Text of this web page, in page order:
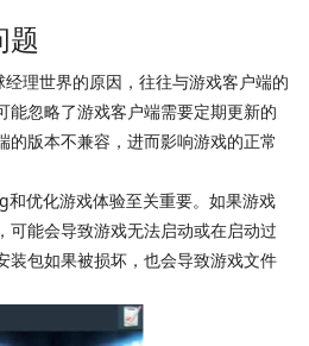
题
理世界的原因，往往与游戏客户端的
能忽略了游戏客户端需要定期更新的
的版本不兼容，进而影响游戏的正常
优化游戏体验至关重要。如果游戏
可能会导致游戏无法启动或在启动过
装包如果被损坏，也会导致游戏文件